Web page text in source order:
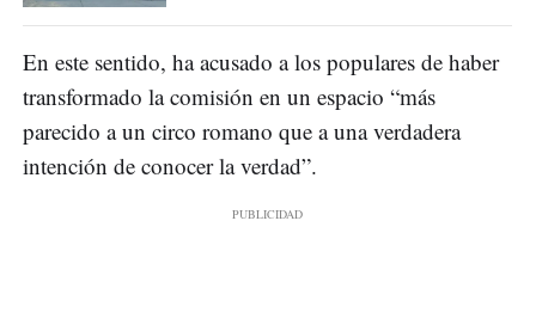
En este sentido, ha acusado a los populares de haber
transformado la comisión en un espacio “más
parecido a un circo romano que a una verdadera
intención de conocer la verdad”.